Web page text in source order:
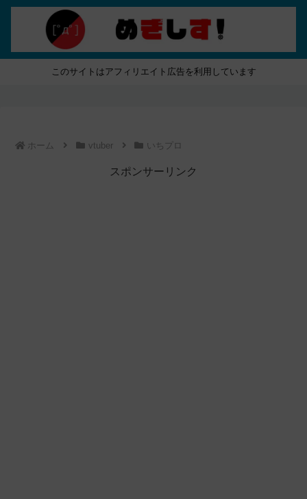
このサイトはアフィリエイト広告を利用しています
ホーム vtuber いちプロ
スポンサーリンク